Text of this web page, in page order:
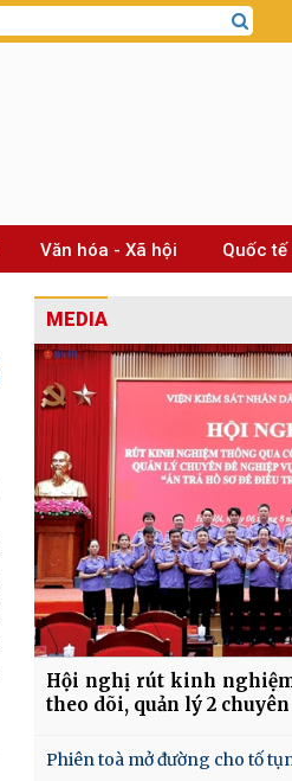
Văn hóa - Xã hội Quốc tế
MEDIA
Hội nghị rút kinh
theo dõi, quản lý 2
Phiên toà mở đường cho tố